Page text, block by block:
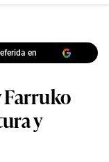
en
Farruko
y